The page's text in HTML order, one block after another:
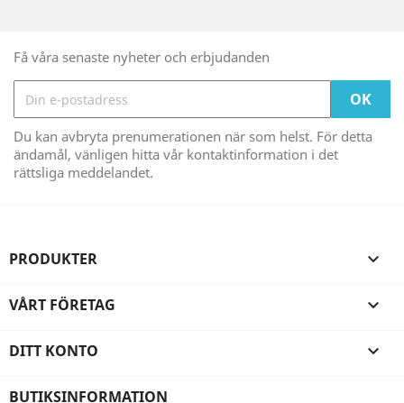
Få våra senaste nyheter och erbjudanden
Du kan avbryta prenumerationen när som helst. För detta
ändamål, vänligen hitta vår kontaktinformation i det
rättsliga meddelandet.
PRODUKTER 
VÅRT FÖRETAG 
DITT KONTO 
BUTIKSINFORMATION